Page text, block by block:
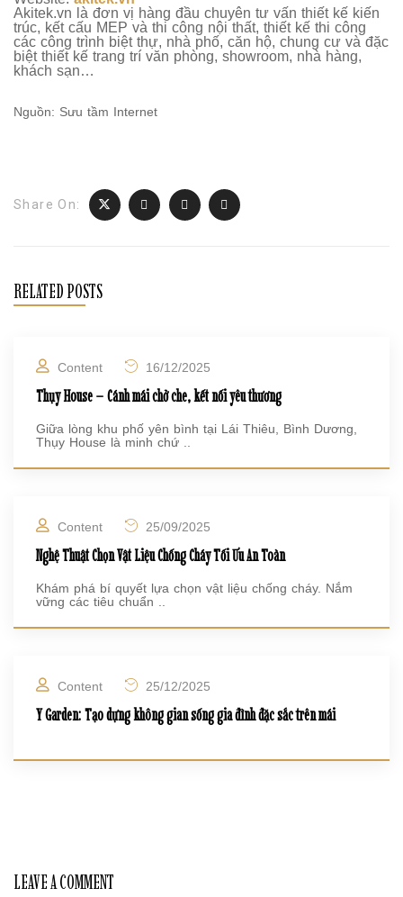
Akitek.vn là đơn vị hàng đầu chuyên tư vấn thiết kế kiến
trúc, kết cấu MEP và thi công nội thất, thiết kế thi công
các công trình biệt thự, nhà phố, căn hộ, chung cư và đặc
biệt thiết kế trang trí văn phòng, showroom, nhà hàng,
khách sạn…
Nguồn: Sưu tầm Internet
Share On:
RELATED POSTS
Content 16/12/2025
Thụy House – Cánh mái chở che, kết nối yêu thương
Giữa lòng khu phố yên bình tại Lái Thiêu, Bình Dương,
Thụy House là minh chứ ..
Content 25/09/2025
Nghệ Thuật Chọn Vật Liệu Chống Cháy Tối Ưu An Toàn
Khám phá bí quyết lựa chọn vật liệu chống cháy. Nắm
vững các tiêu chuẩn ..
Content 25/12/2025
Y Garden: Tạo dựng không gian sống gia đình đặc sắc trên mái
LEAVE A COMMENT